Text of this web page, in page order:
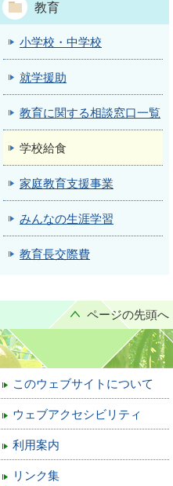
教育
小学校・中学校
就学援助
教育に関する相談窓口一覧
学校給食
家庭教育支援事業
みんなの生涯学習
教育長交際費
ページの先頭へ
このウェブサイトについて
ウェブアクセシビリティ
利用案内
リンク集